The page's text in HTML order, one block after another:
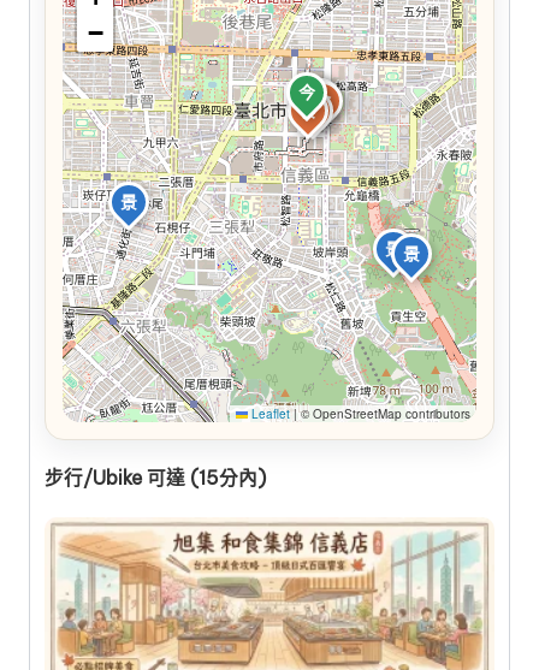
今
景
食
景
食
食
景
食
食
−
Leaflet |© OpenStreetMap contributors
步行/Ubike 可達 (15分內)